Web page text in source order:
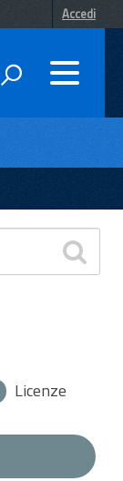
Accedi
Licenze